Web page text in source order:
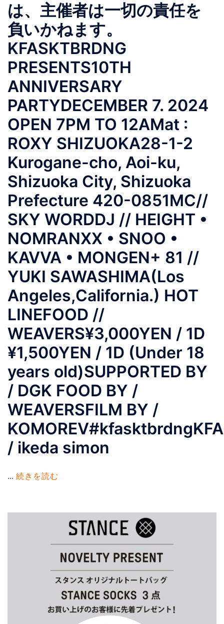
は、主催者は一切の責任を
負いかねます。
KFASKTBRDNG
PRESENTS10TH
ANNIVERSARY
PARTYDECEMBER 7. 2024
OPEN 7PM TO 12AMat :
ROXY SHIZUOKA28-1-2
Kurogane-cho, Aoi-ku,
Shizuoka City, Shizuoka
Prefecture 420-0851MC//
SKY WORDDJ // HEIGHT •
NOMRANXX • SNOO •
KAVVA • MONGEN+ 81 //
YUKI SAWASHIMA(Los
Angeles,California.) HOT
LINEFOOD //
WEAVERS¥3,000YEN / 1D
¥1,500YEN / 1D (Under 18
years old)SUPPORTED BY
/ DGK FOOD BY /
WEAVERSFILM BY /
/ ikeda simon
... 続きを読む